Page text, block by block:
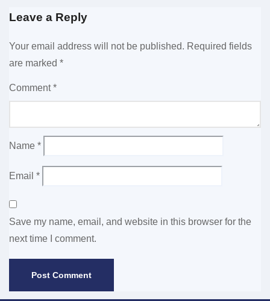
Leave a Reply
Your email address will not be published. Required fields
are marked *
Comment*
Name *
Email *
Save my name, email, and website in this browser for the
next time I comment.